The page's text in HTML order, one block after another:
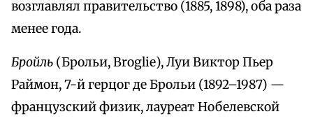
возглавлял правительство (1885, 1898), оба раза
менее года.
Бройль (Брольи, Broglie), Луи Виктор Пьер
Раймон, 7-й герцог де Брольи (1892–1987) —
французский физик, лауреат Нобелевской